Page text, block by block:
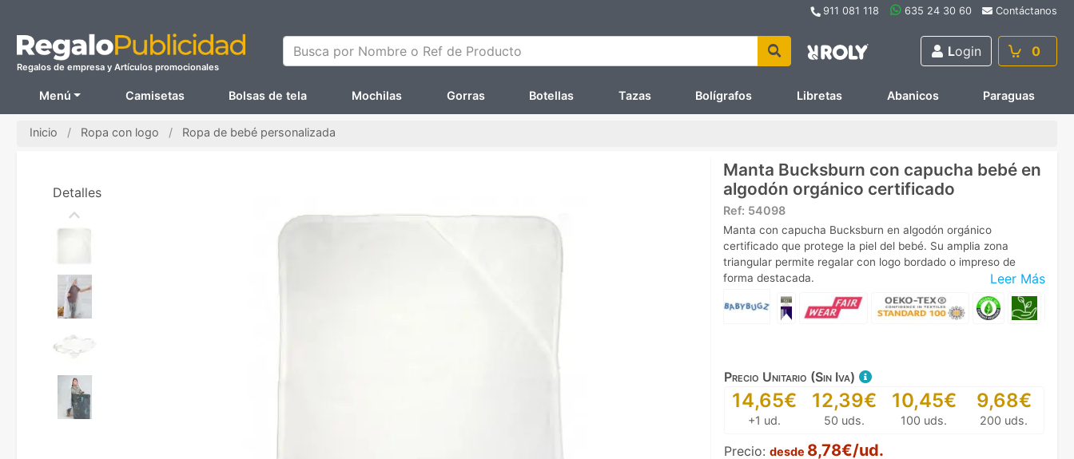
911 081 118 635 24 30 60 Contáctanos
Regalos de empresa y Artículos promocionales
Busca por Nombre o Ref de Producto Login 0
Menú Camisetas Bolsas de tela Mochilas Gorras Botellas Tazas Bolígrafos Libretas Abanicos Paraguas
Inicio Ropa con logo Ropa de bebé personalizada
Manta Bucksburn con capucha bebé en
algodón orgánico certificado
Ref: 54098
Leer Más
Manta con capucha Bucksburn en algodón orgánico
certificado que protege la piel del bebé. Su amplia zona
triangular permite regalar con logo bordado o impreso de
forma destacada.
Precio Unitario (Sin Iva)
14,65€
+1 ud.
12,39€
50 uds.
10,45€
100 uds.
9,68€
200 uds.
Precio: desde 8,78€/ud.
Detalles